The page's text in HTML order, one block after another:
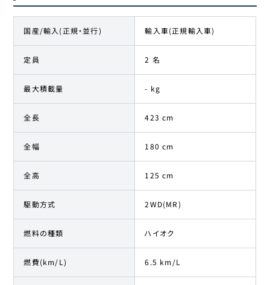
国産/輸入(正規・並行) 輸入車(正規輸入車)
定員 2 名
最大積載量 - kg
全長 423 cm
全幅 180 cm
全高 125 cm
駆動方式 2WD(MR)
燃料の種類 ハイオク
燃費(km/L) 6.5 km/L